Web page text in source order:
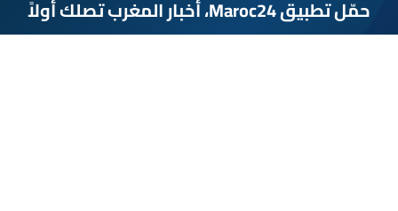
حمّل تطبيق Maroc24، أخبار المغرب تصلك أولاً
تطبيق أخبار المغرب 24 يوفّر لكم متابعة مباشرة لكل الأحداث التي تهمّ